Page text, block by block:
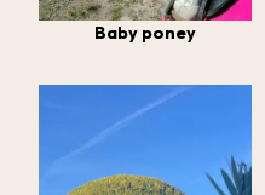
Baby poney